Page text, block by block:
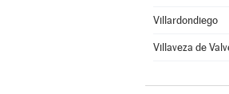
Villardondiego
Villaveza de